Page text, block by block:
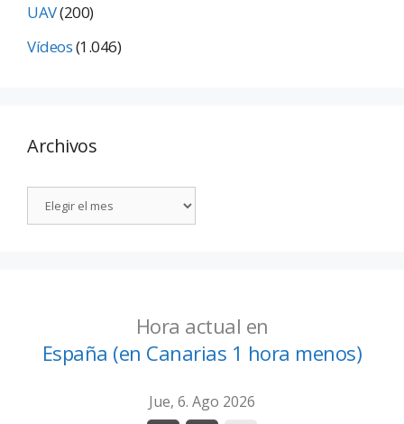
UAV(200)
Vídeos(1.046)
Archivos
Hora actual en
España (en Canarias 1 hora menos)